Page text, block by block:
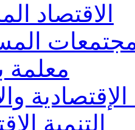
الاقتصاد
معلمة
الإقتصادية
التنمية